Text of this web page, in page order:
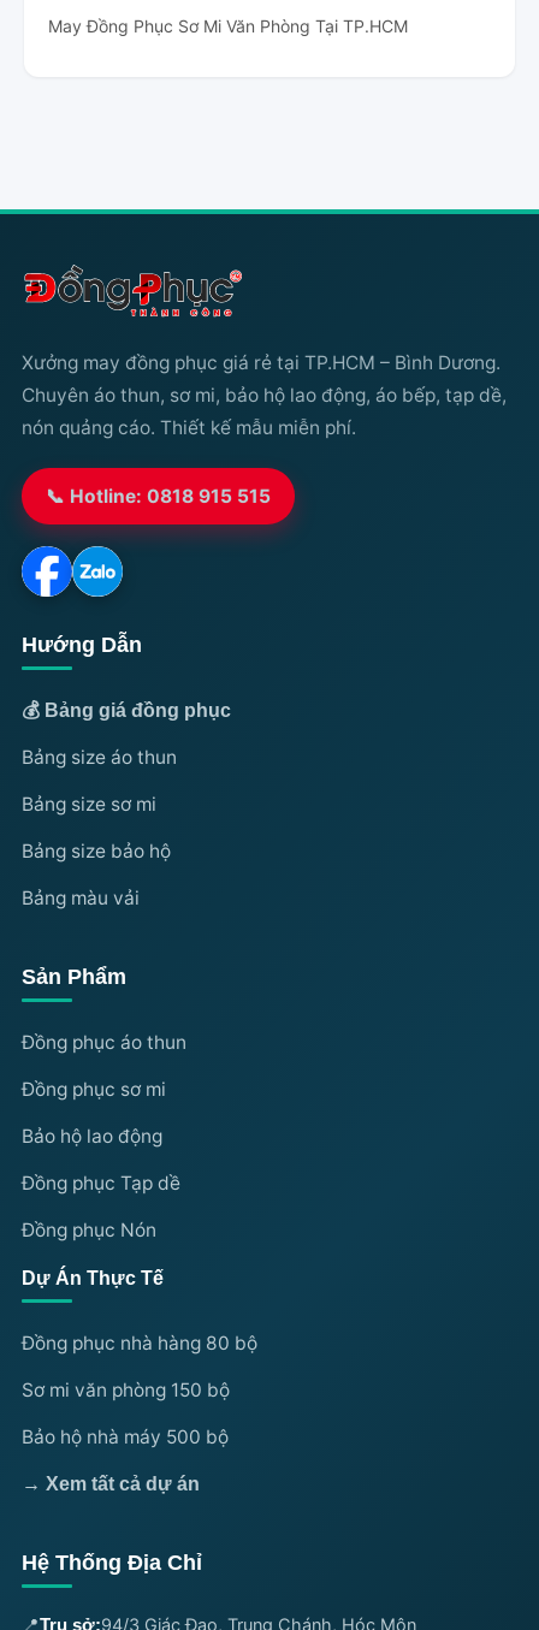
May Đồng Phục Sơ Mi Văn Phòng Tại TP.HCM
Xưởng may đồng phục giá rẻ tại TP.HCM – Bình Dương.
Chuyên áo thun, sơ mi, bảo hộ lao động, áo bếp, tạp dề,
nón quảng cáo. Thiết kế mẫu miễn phí.
📞 Hotline: 0818 915 515
Hướng Dẫn
💰 Bảng giá đồng phục
Bảng size áo thun
Bảng size sơ mi
Bảng size bảo hộ
Bảng màu vải
Sản Phẩm
Đồng phục áo thun
Đồng phục sơ mi
Bảo hộ lao động
Đồng phục Tạp dề
Đồng phục Nón
Dự Án Thực Tế
Đồng phục nhà hàng 80 bộ
Sơ mi văn phòng 150 bộ
Bảo hộ nhà máy 500 bộ
→ Xem tất cả dự án
Hệ Thống Địa Chỉ
📍Trụ sở:94/3 Giác Đạo, Trung Chánh, Hóc Môn